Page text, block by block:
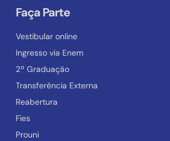
Faça Parte
Vestibular online
Ingresso via Enem
2ª Graduação
Transferência Externa
Reabertura
Fies
Prouni